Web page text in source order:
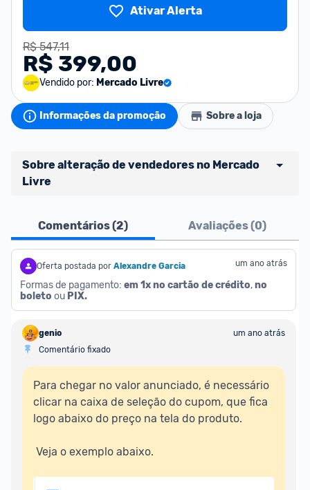
Ativar Alerta
R$ 547,11
R$ 399,00
Vendido por: Mercado Livre
Informações da promoção Sobre a loja
Sobre alteração de vendedores no Mercado
Livre
Vocês já sabem que no Promobit nós fazemos uma
avaliação de todos os sellers e lojas que são
divulgados na plataforma. Em todas as ofertas
vendidas por um marketplace, nós indicamos no
campo "Informações adicionais" o
produto e sinalizamos através da tag
[Marketplace], que fica logo abaixo do título da
oferta.
Porém, ao clicar em “Ir à loja” em uma oferta do
Mercado Livre , você pode ser redirecionado(a)
para anúncios de diferentes vendedores (dinâmica
confira se o vendedor do qual você está
oferta do Promobit, ou de um vendedor Oficial
Comentários (2) Avaliações (0)
Oferta postada por Alexandre Garcia um ano atrás
Formas de pagamento: em 1x no cartão de crédito, no
boleto ou PIX.
genio
um ano atrás
Comentário fixado
Para chegar no valor anunciado, é necessário
clicar na caixa de seleção do cupom, que fica
logo abaixo do preço na tela do produto.